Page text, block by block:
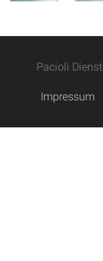
Pacioli
Impressum